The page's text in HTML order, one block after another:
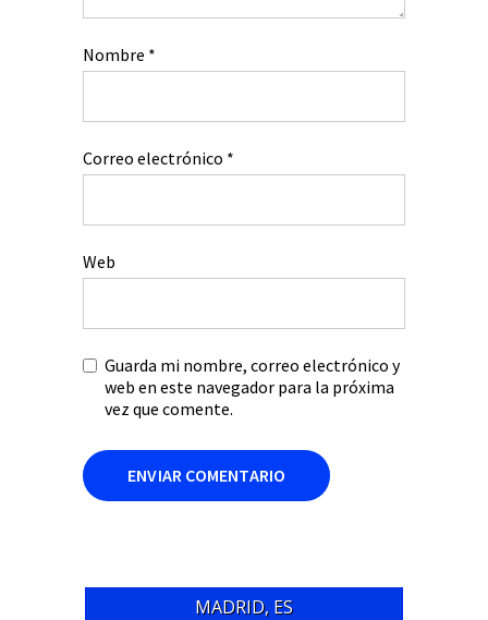
Nombre *
Correo electrónico *
Web
Guarda mi nombre, correo electrónico y
web en este navegador para la próxima
vez que comente.
MADRID, ES